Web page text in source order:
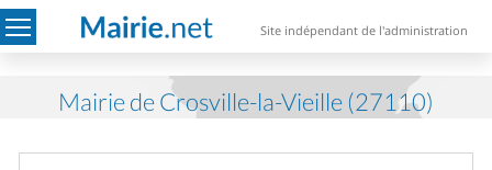
Site indépendant de l'administration
Mairie de Crosville-la-Vieille (27110)